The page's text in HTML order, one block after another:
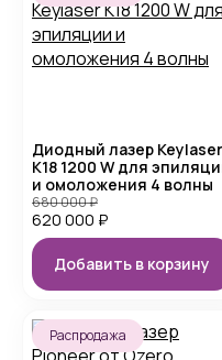
Диодный лазер Keylaser
K18 1200 W для
и омоложения 4 волны
620 000 ₽
680 000₽
Добавить в корзину
Распродажа